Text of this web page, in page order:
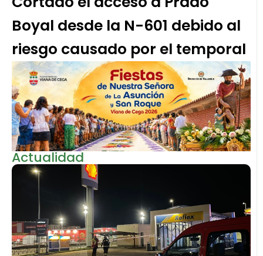
Boyal desde la N-601 debido al
riesgo causado por el temporal
Actualidad